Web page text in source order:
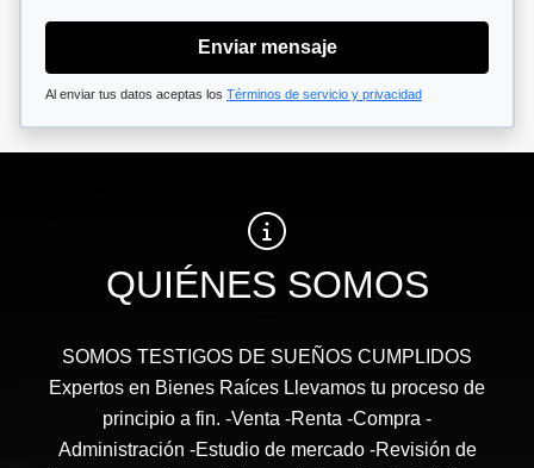
Enviar mensaje
Al enviar tus datos aceptas los Términos de servicio y privacidad
QUIÉNES SOMOS
SOMOS TESTIGOS DE SUEÑOS CUMPLIDOS
Expertos en Bienes Raíces Llevamos tu proceso de
principio a fin. -Venta -Renta -Compra -
Administración -Estudio de mercado -Revisión de